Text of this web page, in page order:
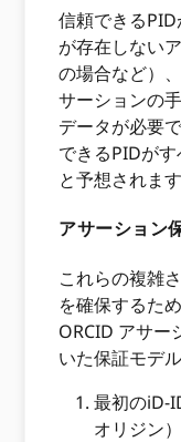
信頼できる
が存在しない
の場合など）
サーションの
データが必要
できるPIDが
と予想されます
アサーション
これらの複雑
を確保するた
ORCID アサー
いた保証モデ
最初のiD-
オリジン